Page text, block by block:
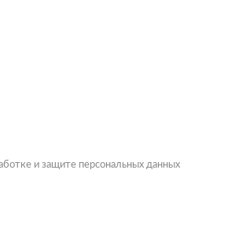
и защите персональных данных